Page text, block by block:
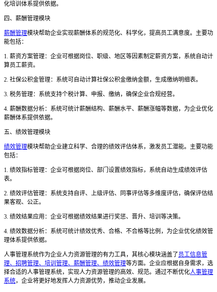
化培训体系提供依据。
四、薪酬管理模块
薪酬管理模块帮助企业实现薪酬体系的规范化、科学化，提高员工满意度。主要功
能包括：
1. 薪资方案管理：企业可根据岗位、职级、地区等因素制定薪资方案，系统自动计
算员工薪资。
2. 社保公积金管理：系统可自动计算社保公积金缴纳金额，生成缴纳明细表。
3. 税务管理：系统支持个税计算、申报、缴纳，确保企业合规经营。
4. 薪酬数据分析：系统可统计薪酬结构、薪酬水平、薪酬涨幅等数据，为企业优化
薪酬体系提供依据。
五、绩效管理模块
绩效管理模块帮助企业建立科学、合理的绩效评估体系，激发员工潜能。主要功能
包括：
1. 绩效指标管理：企业可根据岗位、部门设置绩效指标，系统自动生成绩效评估
表。
2. 绩效评估管理：系统支持自评、上级评估、同事评估等多维度评估，确保评估结
果客观、公正。
3. 绩效结果应用：企业可根据绩效结果进行奖惩、晋升、培训等决策。
4. 绩效数据分析：系统可统计绩效优秀、合格、不合格等比例，为企业优化绩效管
理体系提供依据。
人事管理系统作为企业人力资源管理的有力工具，其核心模块涵盖了 员工信息管
理、招聘管理、培训管理、薪酬管理、绩效管理等方面。企业应根据自身需求，选
择合适的人事管理系统，实现人力资源管理的高效、规范。通过不断优化人事管理
系统，企业将更好地发挥人力资源优势，推动企业发展。